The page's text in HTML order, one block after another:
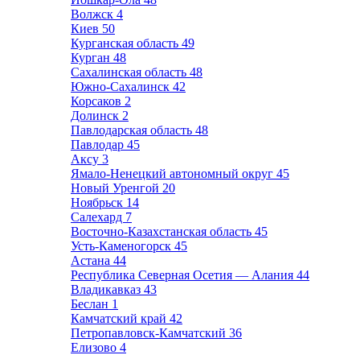
Волжск 4
Киев 50
Курганская область 49
Курган 48
Сахалинская область 48
Южно-Сахалинск 42
Корсаков 2
Долинск 2
Павлодарская область 48
Павлодар 45
Аксу 3
Ямало-Ненецкий автономный округ 45
Новый Уренгой 20
Ноябрьск 14
Салехард 7
Восточно-Казахстанская область 45
Усть-Каменогорск 45
Астана 44
Республика Северная Осетия — Алания 44
Владикавказ 43
Беслан 1
Камчатский край 42
Петропавловск-Камчатский 36
Елизово 4